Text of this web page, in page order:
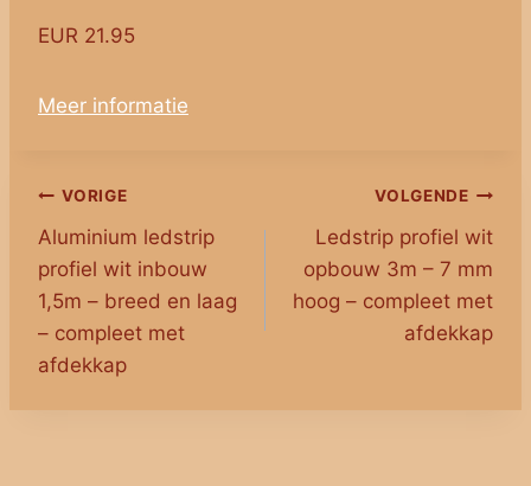
EUR 21.95
Meer informatie
Bericht
navigatie
VORIGE
Aluminium ledstrip
profiel wit inbouw
1,5m – breed en laag
– compleet met
afdekkap
VOLGENDE
Ledstrip profiel wit
opbouw 3m – 7 mm
hoog – compleet met
afdekkap